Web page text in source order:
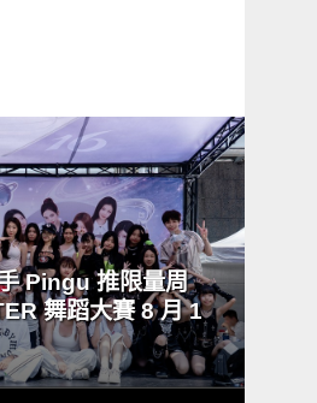
Pingu 推限量周
舞蹈大賽 8 月 1